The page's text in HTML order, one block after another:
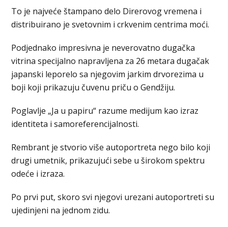
To je najveće štampano delo Direrovog vremena i
distribuirano je svetovnim i crkvenim centrima moći.
Podjednako impresivna je neverovatno dugačka
vitrina specijalno napravljena za 26 metara dugačak
japanski leporelo sa njegovim jarkim drvorezima u
boji koji prikazuju čuvenu priču o Gendžiju.
Poglavlje „Ja u papiru“ razume medijum kao izraz
identiteta i samoreferencijalnosti.
Rembrant je stvorio više autoportreta nego bilo koji
drugi umetnik, prikazujući sebe u širokom spektru
odeće i izraza.
Po prvi put, skoro svi njegovi urezani autoportreti su
ujedinjeni na jednom zidu.